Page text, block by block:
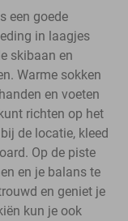
een goede
in laagjes
skibaan en
Warme sokken
en voeten
richten op het
de locatie, kleed
Op de piste
en je balans te
en geniet je
kun je ook